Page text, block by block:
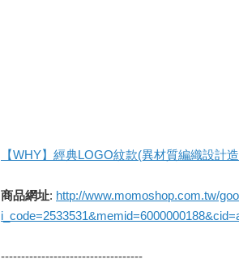
【WHY】經典LOGO紋款(異材質編織設計
商品網址: http://www.momoshop.com.tw/
-----------------------------------